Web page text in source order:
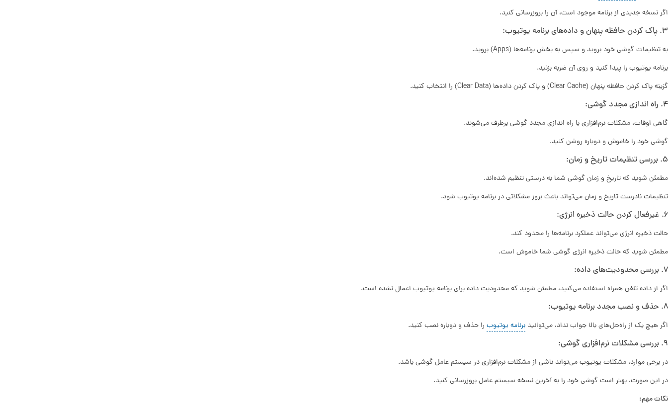
اگر نسخه جدیدی از برنامه موجود است، آن را بروزرسانی کنید.
3. پاک کردن حافظه پنهان و داده‌های برنامه یوتیوب:
به تنظیمات گوشی خود بروید و سپس به بخش برنامه‌ها (Apps) بروید.
برنامه یوتیوب را پیدا کنید و روی آن ضربه بزنید.
گزینه پاک کردن حافظه پنهان (Clear Cache) و پاک کردن داده‌ها (Clear Data) را انتخاب کنید.
4. راه اندازی مجدد گوشی:
گاهی اوقات، مشکلات نرم‌افزاری با راه اندازی مجدد گوشی برطرف می‌شوند.
گوشی خود را خاموش و دوباره روشن کنید.
5. بررسی تنظیمات تاریخ و زمان:
مطمئن شوید که تاریخ و زمان گوشی شما به درستی تنظیم شده‌اند.
تنظیمات نادرست تاریخ و زمان می‌تواند باعث بروز مشکلاتی در برنامه یوتیوب شود.
6. غیرفعال کردن حالت ذخیره انرژی:
حالت ذخیره انرژی می‌تواند عملکرد برنامه‌ها را محدود کند.
مطمئن شوید که حالت ذخیره انرژی گوشی شما خاموش است.
7. بررسی محدودیت‌های داده:
اگر از داده تلفن همراه استفاده می‌کنید، مطمئن شوید که محدودیت داده برای برنامه یوتیوب اعمال نشده است.
8. حذف و نصب مجدد برنامه یوتیوب:
اگر هیچ یک از راه‌حل‌های بالا جواب نداد، می‌توانید برنامه یوتیوب را حذف و دوباره نصب کنید.
9. بررسی مشکلات نرم‌افزاری گوشی:
در برخی موارد، مشکلات یوتیوب می‌تواند ناشی از مشکلات نرم‌افزاری در سیستم عامل گوشی باشد.
در این صورت، بهتر است گوشی خود را به آخرین نسخه سیستم عامل بروزرسانی کنید.
نکات مهم: